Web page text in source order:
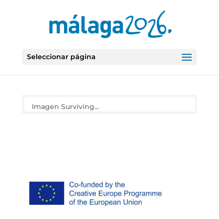
Seleccionar página
Imagen Surviving...